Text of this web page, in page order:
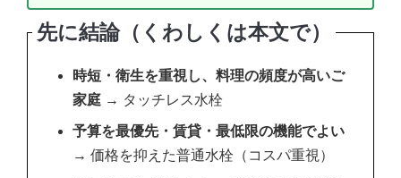
先に結論（くわしくは本文で）
時短・衛生を重視し、料理の頻度が高いご
家庭 → タッチレス水栓
予算を最優先・賃貸・最低限の機能でよい
→ 価格を抑えた普通水栓（コスパ重視）